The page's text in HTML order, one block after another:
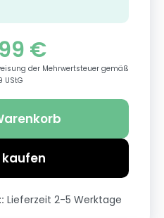
€
der Mehrwertsteuer gemäß
UStG
Lieferzeit 2-5 Werktage